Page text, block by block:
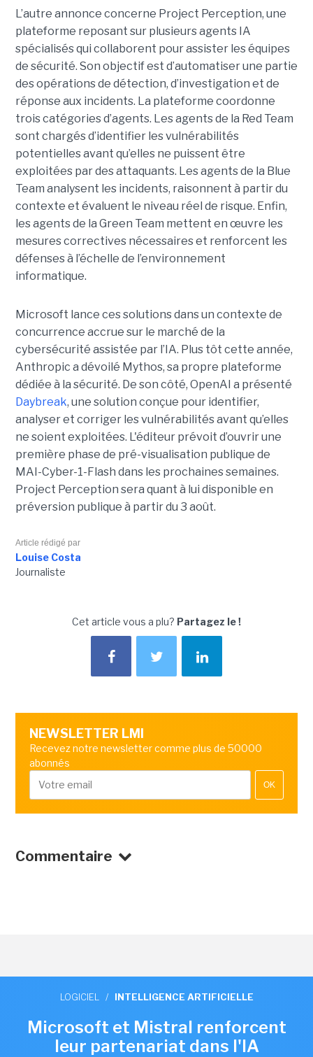
L’autre annonce concerne Project Perception, une
plateforme reposant sur plusieurs agents IA
spécialisés qui collaborent pour assister les équipes
de sécurité. Son objectif est d’automatiser une partie
des opérations de détection, d’investigation et de
réponse aux incidents. La plateforme coordonne
trois catégories d’agents. Les agents de la Red Team
sont chargés d’identifier les vulnérabilités
potentielles avant qu’elles ne puissent être
exploitées par des attaquants. Les agents de la Blue
Team analysent les incidents, raisonnent à partir du
contexte et évaluent le niveau réel de risque. Enfin,
les agents de la Green Team mettent en œuvre les
mesures correctives nécessaires et renforcent les
défenses à l’échelle de l’environnement
informatique.
Microsoft lance ces solutions dans un contexte de
concurrence accrue sur le marché de la
cybersécurité assistée par l’IA. Plus tôt cette année,
Anthropic a dévoilé Mythos, sa propre plateforme
dédiée à la sécurité. De son côté, OpenAI a présenté
Daybreak, une solution conçue pour identifier,
analyser et corriger les vulnérabilités avant qu’elles
ne soient exploitées. L'éditeur prévoit d’ouvrir une
première phase de pré-visualisation publique de
MAI-Cyber-1-Flash dans les prochaines semaines.
Project Perception sera quant à lui disponible en
préversion publique à partir du 3 août.
Article rédigé par
Louise Costa
Journaliste
Cet article vous a plu? Partagez le !
NEWSLETTER LMI
Recevez notre newsletter comme plus de 50000
abonnés
OK
Commentaire
LOGICIEL / INTELLIGENCE ARTIFICIELLE
Microsoft et Mistral renforcent
leur partenariat dans l'IA